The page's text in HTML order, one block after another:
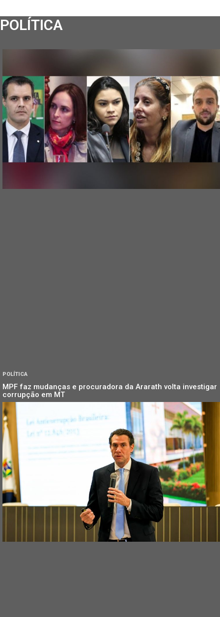
POLÍTICA
POLÍTICA
MPF faz mudanças e procuradora da Ararath volta investigar
corrupção em MT